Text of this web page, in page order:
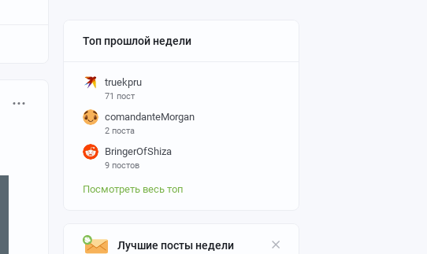
Топ прошлой недели
truekpru
71 пост
comandanteMorgan
2 поста
BringerOfShiza
9 постов
Посмотреть весь топ
Лучшие посты недели